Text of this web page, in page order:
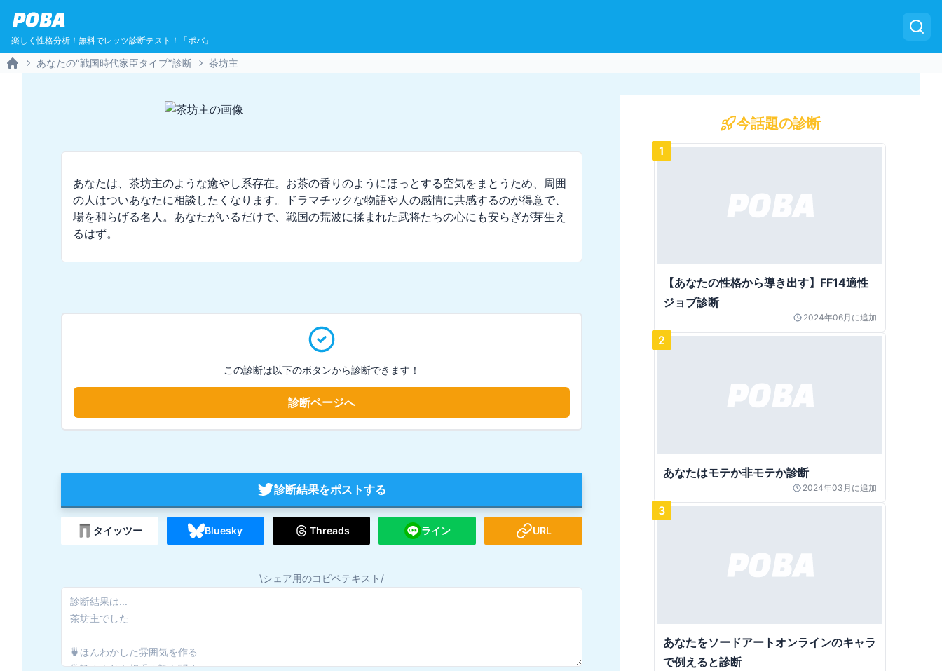
POBA
楽しく性格分析！無料でレッツ診断テスト！「ポバ」
あなたの“戦国時代家臣タイプ”診断 茶坊主
あなたは、茶坊主のような癒やし系存在。お茶の香りのようにほっとする空気をまとうため、周囲
の人はついあなたに相談したくなります。ドラマチックな物語や人の感情に共感するのが得意で、
場を和らげる名人。あなたがいるだけで、戦国の荒波に揉まれた武将たちの心にも安らぎが芽生え
るはず。
この診断は以下のボタンから診断できます！
診断ページへ
診断結果をポストする
タイッツー Bluesky Threads ライン URL
\シェア用のコピペテキスト/
今話題の診断
1
【あなたの性格から導き出す】FF14適性
ジョブ診断
2024年06月 に追加
2
あなたはモテか非モテか診断
2024年03月 に追加
3
あなたをソードアートオンラインのキャラ
で例えると診断